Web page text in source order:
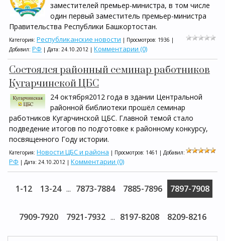
заместителей премьер-министра, в том числе
один первый заместитель премьер-министра
Правительства Республики Башкортостан.
Категория: Республиканские новости | Просмотров: 1936 |
Добавил: РФ | Дата: 24.10.2012 | Комментарии (0)
Состоялся районный семинар работников
Кугарчинской ЦБС
24 октября2012 года в здании Центральной
районной библиотеки прошёл семинар
работников Кугарчинской ЦБС. Главной темой стало
подведение итогов по подготовке к районному конкурсу,
посвященного Году истории.
Категория: Новости ЦБС и района | Просмотров: 1461 | Добавил:
РФ | Дата: 24.10.2012 | Комментарии (0)
1-12 13-24 ... 7873-7884 7885-7896 7897-7908
7909-7920 7921-7932 ... 8197-8208 8209-8216